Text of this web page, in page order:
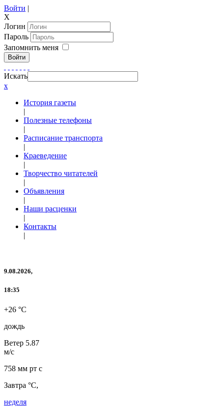
Войти |
X
Логин
Пароль
Запомнить меня
Войти
Искать
x
История газеты
|
Полезные телефоны
|
Расписание транспорта
|
Краеведение
|
Творчество читателей
|
Объявления
|
Наши расценки
|
Контакты
|
9.08.2026,
18:35
+26 °C
дождь
Ветер 5.87
м/с
758 мм рт с
Завтра °C,
неделя